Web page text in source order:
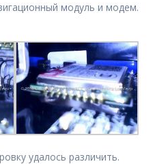
модуль и модем.
удалось различить.